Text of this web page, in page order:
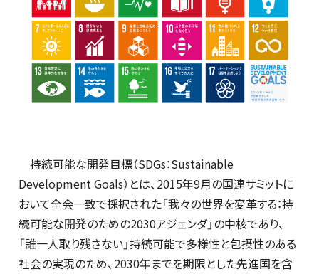
持続可能な開発目標（SDGs：Sustainable
Development Goals）とは、2015年9月の国連サミットに
おいて全会一致で採択された「我々の世界を変革する：持
続可能な開発のための2030アジェンダ」の中核であり、
「誰一人取り残さない」持続可能で多様性と包摂性のある
社会の実現のため、2030年までを期限とした先進国を含